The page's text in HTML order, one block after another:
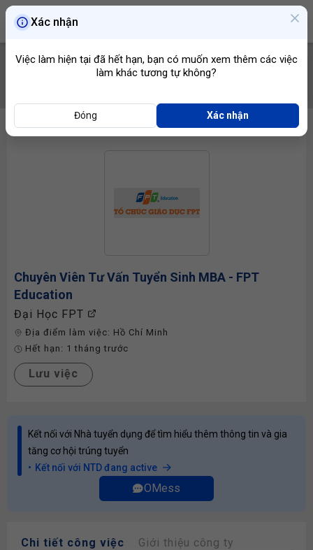
Chuyên Viên Tư Vấn Tuyển Sinh MBA - FPT
Education
Đại Học FPT
Địa điểm làm việc: Hồ Chí Minh
Hết hạn: 1 tháng trước
Lưu việc
Kết nối với Nhà tuyển dụng để tìm hiểu thêm thông tin và gia
tăng cơ hội trúng tuyển
Kết nối với NTD đang active
OMess
Chi tiết công việc Giới thiệu công ty
Xác nhận
Việc làm hiện tại đã hết hạn, bạn có muốn xem thêm các việc
làm khác tương tự không?
Đóng Xác nhận